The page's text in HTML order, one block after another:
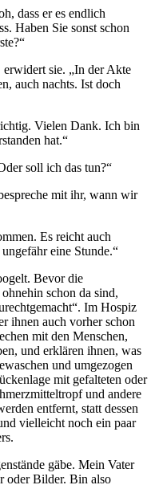
dass er es endlich
Haben Sie sonst schon
erwidert sie. „In der Akte
auch nachts. Ist doch
Vielen Dank. Ich bin
hat.“
soll ich das tun?“
mit ihr, wann wir
Es reicht auch
eine Stunde.“
Bevor die
schon da sind,
Im Hospiz
ihnen auch vorher schon
mit den Menschen,
und erklären ihnen, was
und umgezogen
mit gefalteten oder
und andere
entfernt, statt dessen
vielleicht noch ein paar
gäbe. Mein Vater
oder Bilder. Bin also